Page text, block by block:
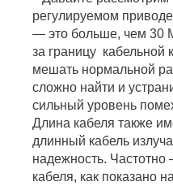
регулируемом
— это больше, чем 30
за границу кабельной
мешать нормальной
сложно найти и
сильный уровень
Длина кабеля также
длинный кабель
надежность.
кабеля, как показано